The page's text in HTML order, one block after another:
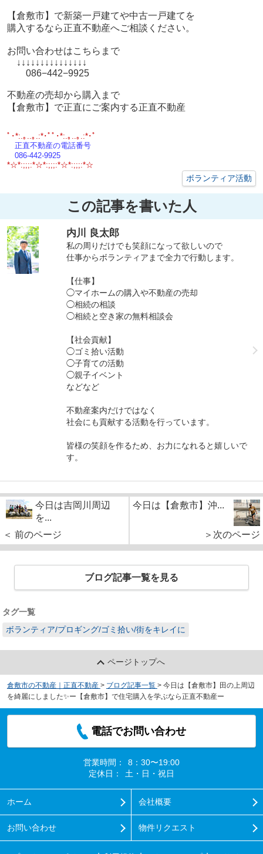
【倉敷市】で新築一戸建てや中古一戸建てを
購入するなら正直不動産へご相談ください。
お問い合わせはこちらまで
↓↓↓↓↓↓↓↓↓↓↓↓↓↓↓
086−442−9925
不動産の売却から購入まで
【倉敷市】で正直にご案内する正直不動産
ﾟ･*:.｡..｡.:*･ﾟﾟ･*:.｡..｡.:*･ﾟ
正直不動産の電話番号
086-442-9925
*☆*:;;;:*☆*:;;;:*☆*:;;;:*☆
ボランティア活動
この記事を書いた人
内川 良太郎
私の周りだけでも笑顔になって欲しいので
仕事からボランティアまで全力で行動します。
【仕事】
◯マイホームの購入や不動産の売却
◯相続の相談
◯相続と空き家の無料相談会
【社会貢献】
◯ゴミ拾い活動
◯子育ての活動
◯親子イベント
などなど
不動産案内だけではなく
社会にも貢献する活動を行っています。
皆様の笑顔を作るため、お力になれると嬉しいで
す。
今日は吉岡川周辺
を...
＜ 前のページ
今日は【倉敷市】沖...
＞次のページ
ブログ記事一覧を見る
タグ一覧
ボランティア/プロギング/ゴミ拾い/街をキレイに
ページトップへ
倉敷市の不動産｜正直不動産 > ブログ記事一覧 > 今日は【倉敷市】田の上周辺
を綺麗にしました✨ー【倉敷市】で住宅購入を学ぶなら正直不動産ー
電話でお問い合わせ
営業時間：
8：30〜19:00
定休日：
土・日・祝日
ホーム 会社概要
お問い合わせ 物件リクエスト